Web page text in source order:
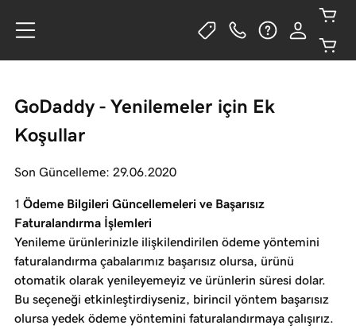
GoDaddy - Yenilemeler için Ek
Koşullar
Son Güncelleme: 29.06.2020
Ödeme Bilgileri Güncellemeleri ve Başarısız
Faturalandırma İşlemleri
Yenileme ürünlerinizle ilişkilendirilen ödeme yöntemini
faturalandırma çabalarımız başarısız olursa, ürünü
otomatik olarak yenileyemeyiz ve ürünlerin süresi dolar.
Bu seçeneği etkinleştirdiyseniz, birincil yöntem başarısız
olursa yedek ödeme yöntemini faturalandırmaya çalışırız.